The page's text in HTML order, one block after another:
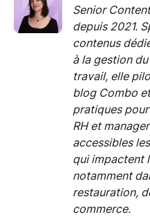
Senior
depuis 2021.
contenus
à la gestion
travail, elle
blog Combo
pratiques
RH et
accessibles
qui impactent
notamment
restauration,
commerce.